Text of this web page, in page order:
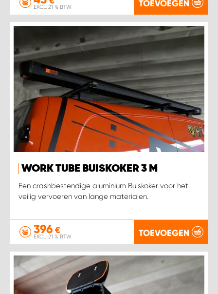
EXCL. 21 % BTW TOEVOEGEN
WORK TUBE BUISKOKER 3 M
Een crashbestendige aluminium Buiskoker voor het
veilig vervoeren van lange materialen.
396 €
EXCL. 21 % BTW TOEVOEGEN